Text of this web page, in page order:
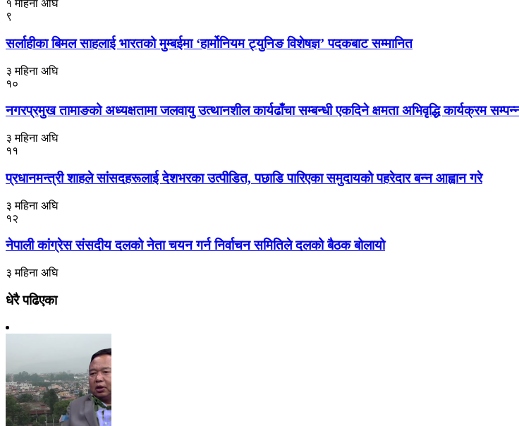
१ महिना अघि
९
सर्लाहीका बिमल साहलाई भारतको मुम्बईमा ‘हार्मोनियम ट्युनिङ विशेषज्ञ’ पदकबाट सम्मानित
३ महिना अघि
१०
नगरप्रमुख तामाङको अध्यक्षतामा जलवायु उत्थानशील कार्यढाँचा सम्बन्धी एकदिने क्षमता अभिवृद्धि कार्यक्रम
३ महिना अघि
११
प्रधानमन्त्री शाहले सांसदहरूलाई देशभरका उत्पीडित, पछाडि पारिएका समुदायको पहरेदार बन्न आह्वान गरे
३ महिना अघि
१२
नेपाली कांग्रेस संसदीय दलको नेता चयन गर्न निर्वाचन समितिले दलको बैठक बोलायो
३ महिना अघि
धेरै पढिएका